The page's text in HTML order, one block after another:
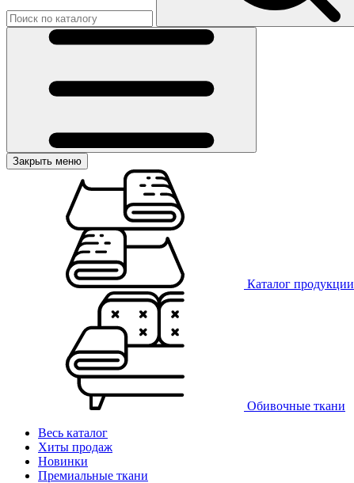
Закрыть меню
Каталог продукции
Обивочные ткани
Весь каталог
Хиты продаж
Новинки
Премиальные ткани